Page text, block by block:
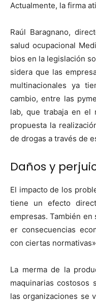
Actual­mente, la fir­ma
Raúl Barag­nano,
salud ocu­pa­cional
bios en la leg­is­lación
sid­era que las
multi­na­cionales ya
cam­bio, entre las
lab, que tra­ba­ja en el
prop­ues­ta la
de dro­gas a través de
Daños y
El impacto de los
tiene un efec­to
empre­sas. Tam­bién
er con­se­cuen­cias
con cier­tas
La mer­ma de la
maquinar­ias cos­tosos
las orga­ni­za­ciones se